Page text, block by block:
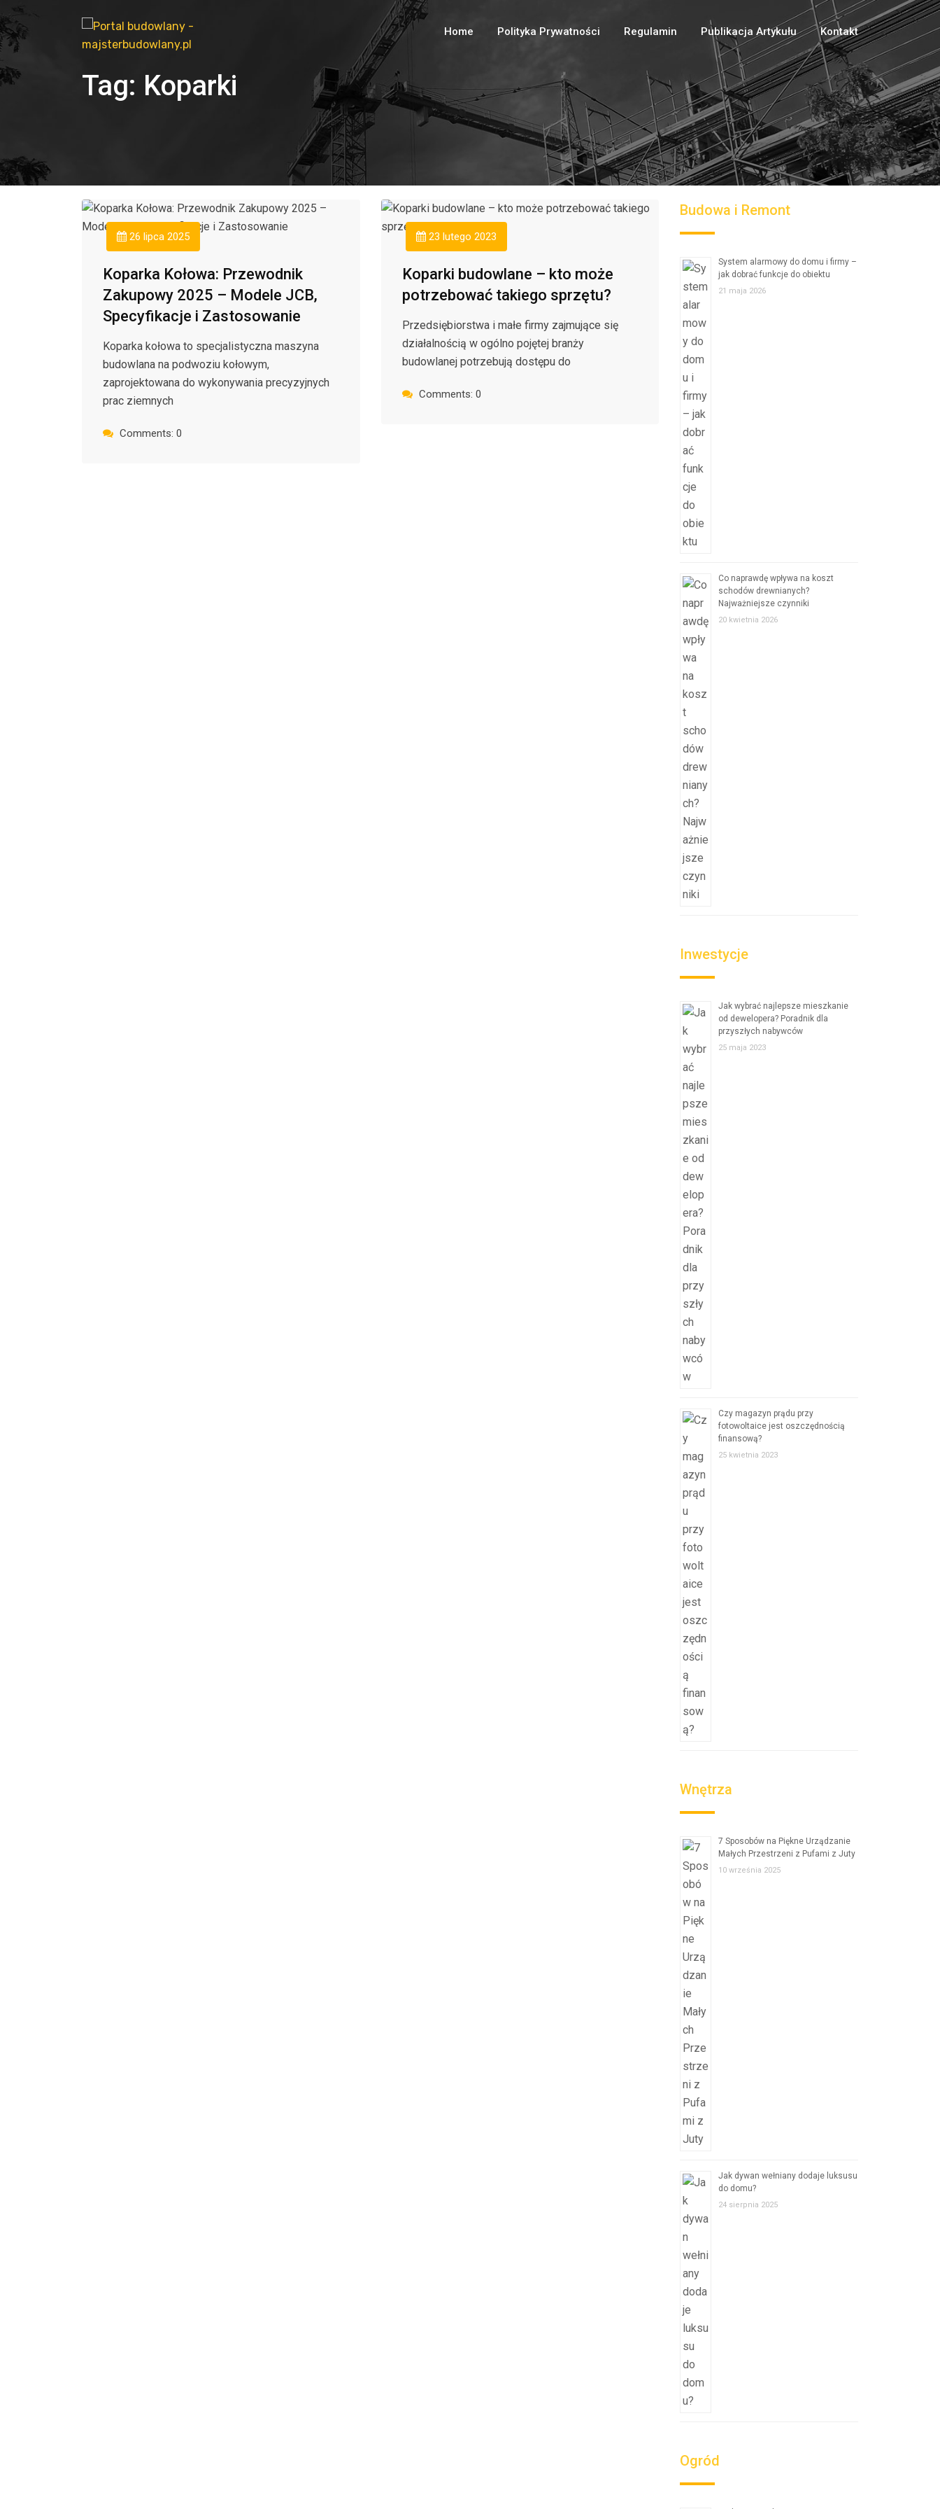
Home Polityka Prywatności Regulamin Publikacja Artykułu Kontakt
Tag: Koparki
26 lipca 2025
Koparka Kołowa: Przewodnik
Zakupowy 2025 – Modele JCB,
Specyfikacje i Zastosowanie
Koparka kołowa to specjalistyczna maszyna
budowlana na podwoziu kołowym,
zaprojektowana do wykonywania precyzyjnych
prac ziemnych
Comments: 0
23 lutego 2023
Koparki budowlane – kto może
potrzebować takiego sprzętu?
Przedsiębiorstwa i małe firmy zajmujące się
działalnością w ogólno pojętej branży
budowlanej potrzebują dostępu do
Comments: 0
Budowa i Remont
System alarmowy do domu i firmy –
jak dobrać funkcje do obiektu
21 maja 2026
Co naprawdę wpływa na koszt
schodów drewnianych?
Najważniejsze czynniki
20 kwietnia 2026
Inwestycje
Jak wybrać najlepsze mieszkanie
od dewelopera? Poradnik dla
przyszłych nabywców
25 maja 2023
Czy magazyn prądu przy
fotowoltaice jest oszczędnością
finansową?
25 kwietnia 2023
Wnętrza
7 Sposobów na Piękne Urządzanie
Małych Przestrzeni z Pufami z Juty
10 września 2025
Jak dywan wełniany dodaje luksusu
do domu?
24 sierpnia 2025
Ogród